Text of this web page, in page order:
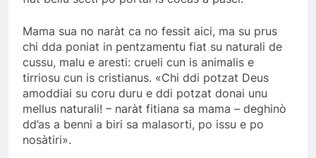
Mama sua no naràt ca no fessit aici, ma su prus
chi dda poniat in pentzamentu fiat su naturali de
cussu, malu e aresti: crueli cun is animalis e
tirriosu cun is cristianus. «Chi ddi potzat Deus
amoddiai su coru duru e ddi potzat donai unu
mellus naturali! – naràt fitiana sa mama – deghinò
dd’as a benni a biri sa malasorti, po issu e po
nosàtiri».